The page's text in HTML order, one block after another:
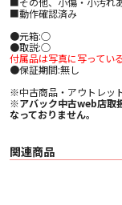
■動作確認済み
●元箱:○
●取説:○
付属品は写真に写ってい
●保証期間:無し
※中古商品・アウトレッ
※アバック中古web店取
なっておりません。
関連商品